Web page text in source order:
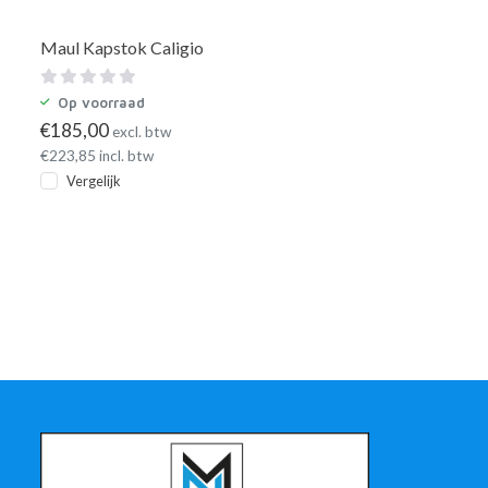
Maul Kapstok Caligio
Op voorraad
€185,00excl. btw
€223,85 incl. btw
Vergelijk